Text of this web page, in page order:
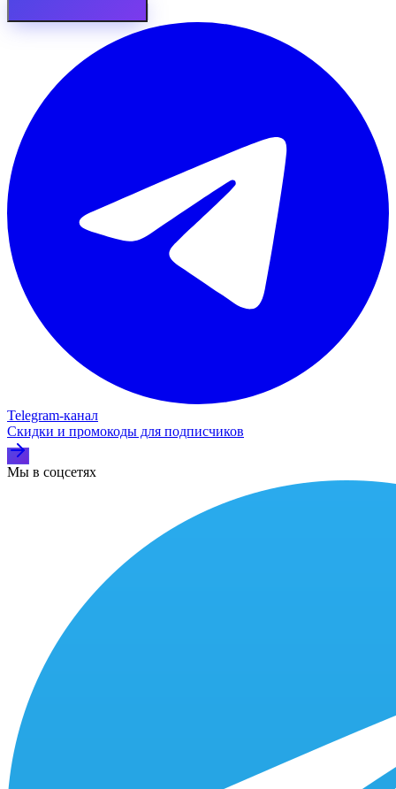
Telegram‑канал
Скидки и промокоды для подписчиков
Мы в соцсетях